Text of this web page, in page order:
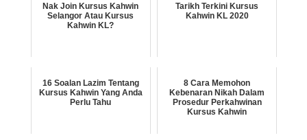
Nak Join Kursus Kahwin
Selangor Atau Kursus
Kahwin KL?
Tarikh Terkini Kursus
Kahwin KL 2020
16 Soalan Lazim Tentang
Kursus Kahwin Yang Anda
Perlu Tahu
8 Cara Memohon
Kebenaran Nikah Dalam
Prosedur Perkahwinan
Kursus Kahwin